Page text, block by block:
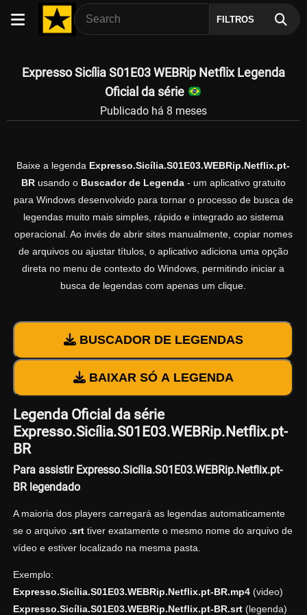
FILTROS
Expresso Sicília S01E03 WEBRip Netflix Legenda
Oficial da série
Publicado há 8 meses
Baixe a legenda Expresso.Sicília.S01E03.WEBRip.Netflix.pt-
BRusando o Buscador de Legenda- um aplicativo gratuito
para Windows desenvolvido para tornar o processo de busca de
legendas muito mais simples, rápido e integrado ao sistema
operacional. Ao invés de abrir sites manualmente, copiar nomes
de arquivos ou ajustar títulos, o aplicativo adiciona uma opção
direta no menu de contexto do Windows, permitindo iniciar a
busca de legendas com apenas um clique.
BUSCADOR DE LEGENDAS
BAIXAR SÓ A LEGENDA
Legenda Oficial da série
Expresso.Sicília.S01E03.WEBRip.Netflix.pt-
BR
Para assistir Expresso.Sicília.S01E03.WEBRip.Netflix.pt-
BR legendado
A maioria dos players carregará as legendas automaticamente
se o arquivo .srttiver exatamente o mesmo nome do arquivo de
vídeo e estiver localizado na mesma pasta.
Exemplo:
Expresso.Sicília.S01E03.WEBRip.Netflix.pt-BR.mp4(video)
Expresso.Sicília.S01E03.WEBRip.Netflix.pt-BR.srt(legenda)